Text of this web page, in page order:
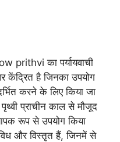
का पर्यायवाची
केंद्रित है जिनका उपयोग
करने के लिए किया जा
प्राचीन काल से मौजूद
रूप से उपयोग किया
और विस्तृत हैं, जिनमें से